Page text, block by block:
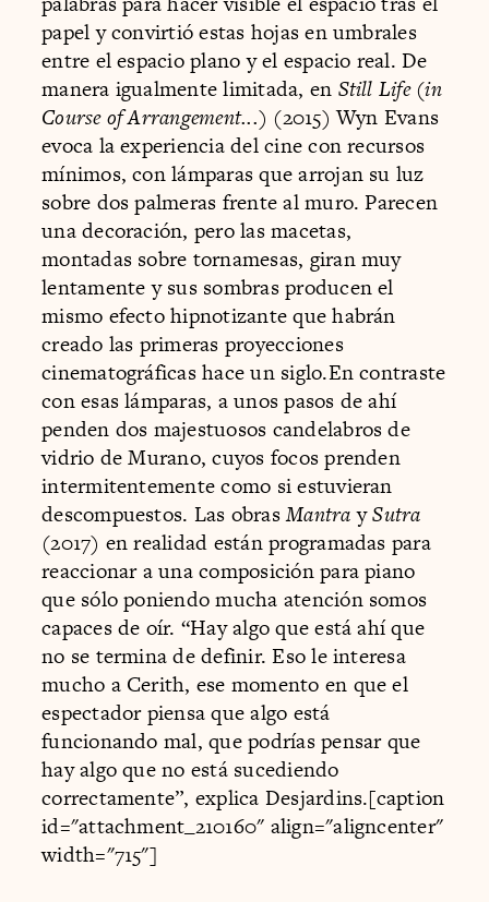
papel y convirtió estas hojas en umbrales
entre el espacio plano y el espacio real. De
manera igualmente limitada, en Still Life (in
Course of Arrangement...) (2015) Wyn Evans
evoca la experiencia del cine con recursos
mínimos, con lámparas que arrojan su luz
sobre dos palmeras frente al muro. Parecen
una decoración, pero las macetas,
montadas sobre tornamesas, giran muy
lentamente y sus sombras producen el
mismo efecto hipnotizante que habrán
creado las primeras proyecciones
cinematográficas hace un siglo.En contraste
con esas lámparas, a unos pasos de ahí
penden dos majestuosos candelabros de
vidrio de Murano, cuyos focos prenden
intermitentemente como si estuvieran
descompuestos. Las obrasMantraySutra
(2017) en realidad están programadas para
reaccionar a una composición para piano
que sólo poniendo mucha atención somos
capaces de oír. “Hay algo que está ahí que
no se termina de definir. Eso le interesa
mucho a Cerith, ese momento en que el
espectador piensa que algo está
funcionando mal, que podrías pensar que
hay algo que no está sucediendo
correctamente”, explica Desjardins.[caption
id="attachment_210160" align="aligncenter"
width="715"]